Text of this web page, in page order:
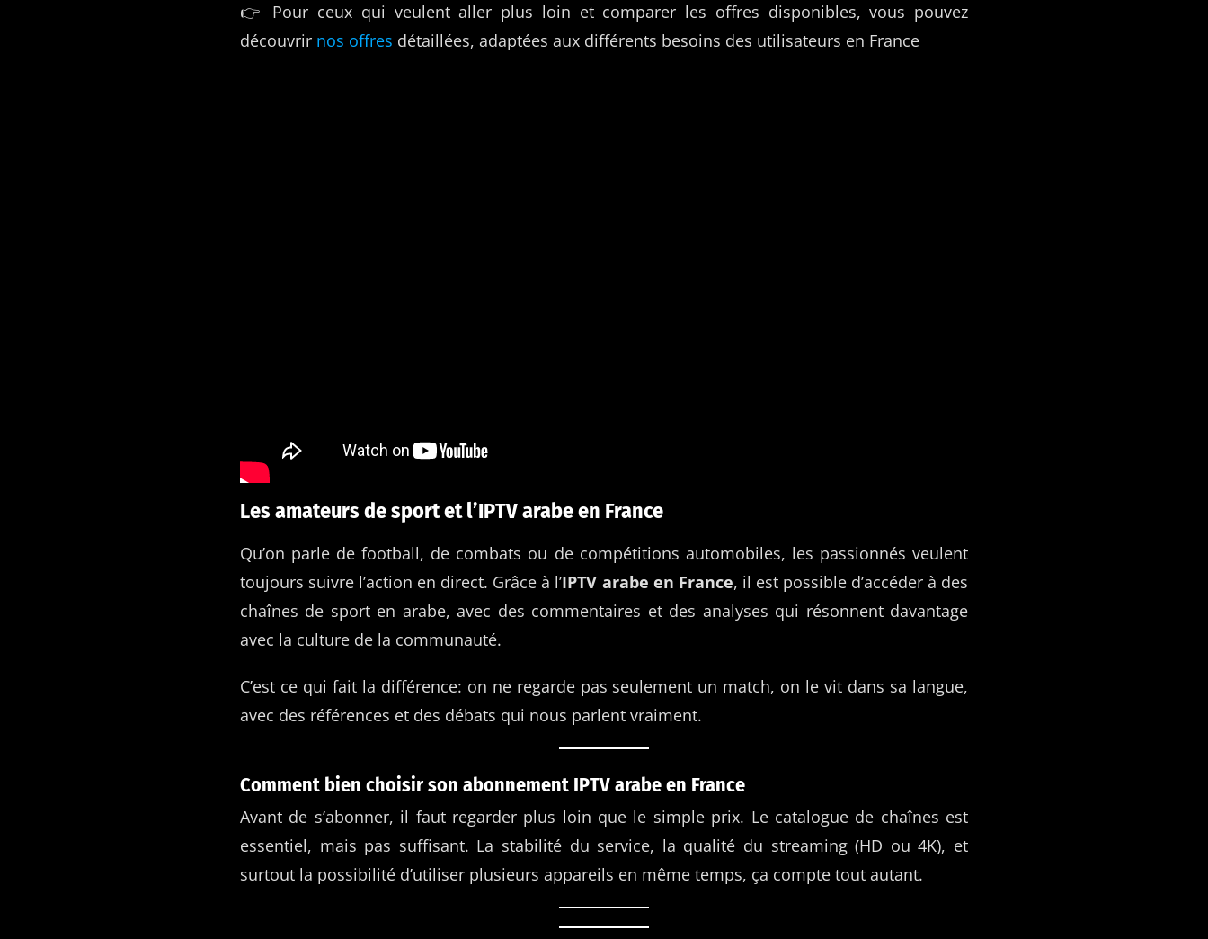
👉 Pour ceux qui veulent aller plus loin et comparer les offres disponibles, vous pouvez
découvrir nos offres détaillées, adaptées aux différents besoins des utilisateurs en France
Les amateurs de sport et l’IPTV arabe en France
Qu’on parle de football, de combats ou de compétitions automobiles, les passionnés veulent
toujours suivre l’action en direct. Grâce à l’IPTV arabe en France, il est possible d’accéder à des
chaînes de sport en arabe, avec des commentaires et des analyses qui résonnent davantage
avec la culture de la communauté.
C’est ce qui fait la différence: on ne regarde pas seulement un match, on le vit dans sa langue,
avec des références et des débats qui nous parlent vraiment.
Comment bien choisir son abonnement IPTV arabe en France
Avant de s’abonner, il faut regarder plus loin que le simple prix. Le catalogue de chaînes est
essentiel, mais pas suffisant. La stabilité du service, la qualité du streaming (HD ou 4K), et
surtout la possibilité d’utiliser plusieurs appareils en même temps, ça compte tout autant.